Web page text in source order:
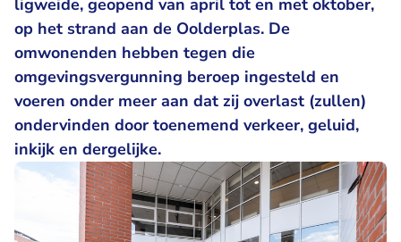
ligweide, geopend van april tot en met oktober,
op het strand aan de Oolderplas. De
omwonenden hebben tegen die
omgevingsvergunning beroep ingesteld en
voeren onder meer aan dat zij overlast (zullen)
ondervinden door toenemend verkeer, geluid,
inkijk en dergelijke.